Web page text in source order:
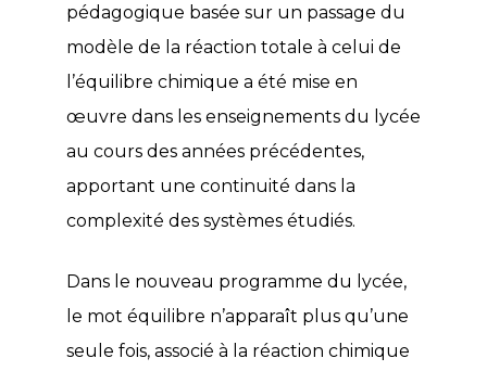
pédagogique basée sur un passage du
modèle de la réaction totale à celui de
l’équilibre chimique a été mise en
œuvre dans les enseignements du lycée
au cours des années précédentes,
apportant une continuité dans la
complexité des systèmes étudiés.
Dans le nouveau programme du lycée,
le mot équilibre n’apparaît plus qu’une
seule fois, associé à la réaction chimique